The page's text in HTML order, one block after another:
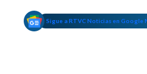
Sigue a RTVC Noticias en Google